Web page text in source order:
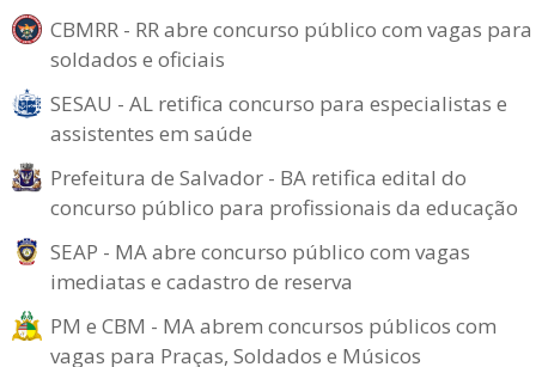
CBMRR - RR abre concurso público com vagas para
soldados e oficiais
SESAU - AL retifica concurso para especialistas e
assistentes em saúde
Prefeitura de Salvador - BA retifica edital do
concurso público para profissionais da educação
SEAP - MA abre concurso público com vagas
imediatas e cadastro de reserva
PM e CBM - MA abrem concursos públicos com
vagas para Praças, Soldados e Músicos